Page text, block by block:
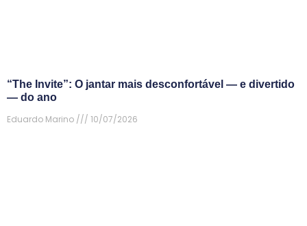
“The Invite”: O jantar mais desconfortável — e divertido
— do ano
Eduardo Marino
10/07/2026